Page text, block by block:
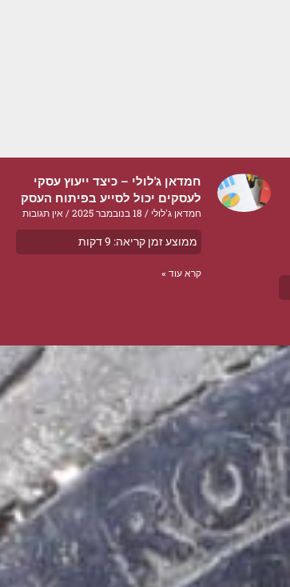
חמדאן ג'לולי – כיצד ייעוץ עסקי
לעסקים יכול לסייע בפיתוח העסק
חמדאן ג'לולי אין תגובות
ממוצע זמן קריאה: 9 דקות
קרא עוד »